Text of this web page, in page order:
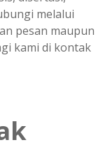
melalui
pesan maupun
kami di kontak